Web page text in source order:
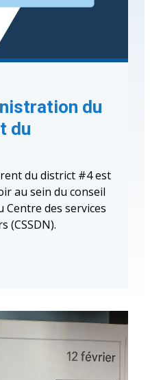
du
du
du district #4 est
au sein du conseil
Centre des services
(CSSDN).